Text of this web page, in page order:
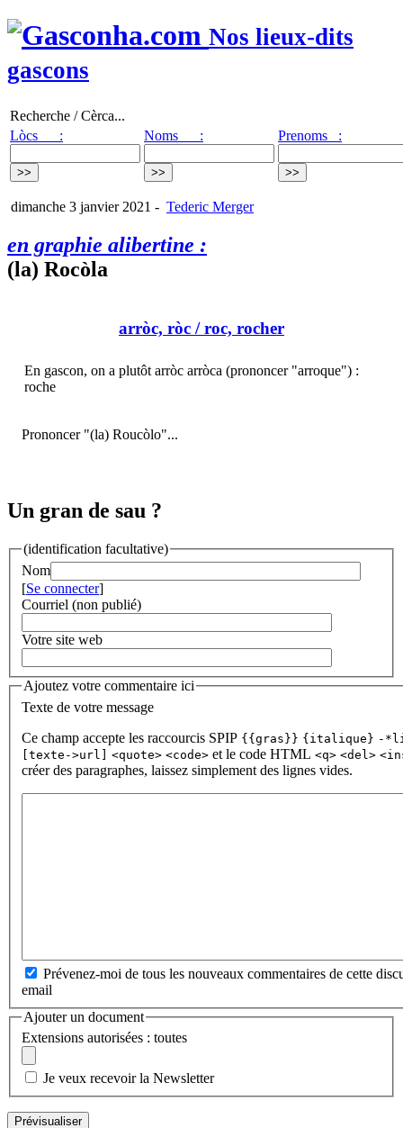
Nos lieux-dits
gascons
Recherche / Cèrca...
Lòcs :
Noms : Prenoms :
dimanche 3 janvier 2021 - Tederic Merger
en graphie alibertine :
(la) Rocòla
arròc, ròc / roc, rocher
En gascon, on a plutôt arròc arròca (prononcer "arroque") :
roche
Prononcer "(la) Roucòlo"...
Un gran de sau ?
(identification facultative)
Nom
[Se connecter]
Courriel (non publié)
Votre site web
Ajoutez votre commentaire ici
Texte de votre message
Ce champ accepte les raccourcis SPIP {{gras}} {italique} -
[texte->url] <quote> <code> et le code HTML <q> <del>
créer des paragraphes, laissez simplement des lignes vides.
Prévenez-moi de tous les nouveaux commentaires de cette
email
Ajouter un document
Extensions autorisées : toutes
Je veux recevoir la Newsletter